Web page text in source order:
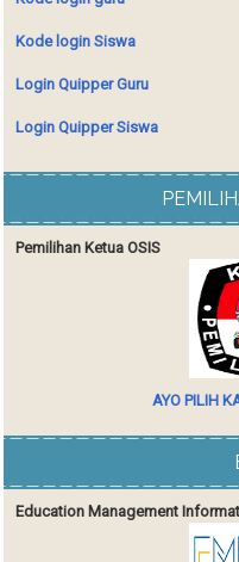
Kode login Siswa
Login Quipper Guru
Login Quipper Siswa
Pemilihan Ketua OSIS
AYO PILIH
Education Management